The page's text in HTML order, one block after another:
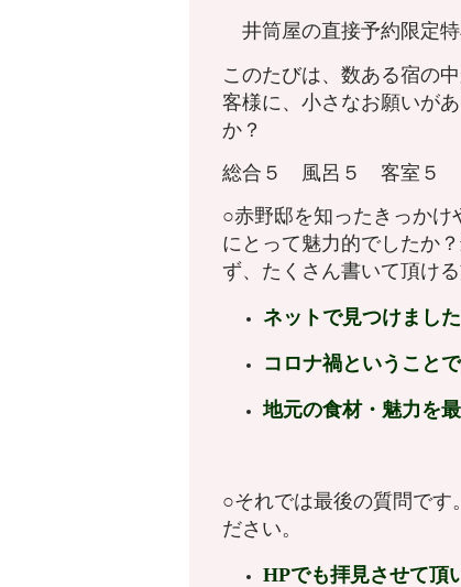
井筒屋の直接予約限定
このたびは、数ある宿の
客様に、小さなお願いが
か？
総合５ 風呂５ 客室
○赤野邸を知ったきっかけ
にとって魅力的でしたか
ず、たくさん書いて頂け
ネットで見つけました
コロナ禍ということ
地元の食材・魅力を
○それでは最後の質問です
ださい。
HPでも拝見させて頂